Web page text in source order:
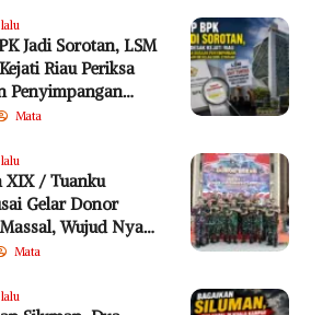
Jadi Sorotan, LSM
Riau Periksa
Penyimpangan
Bedelau BRK
Mata
XIX / Tuanku
Gelar Donor
Wujud Nyata
untuk
Mata